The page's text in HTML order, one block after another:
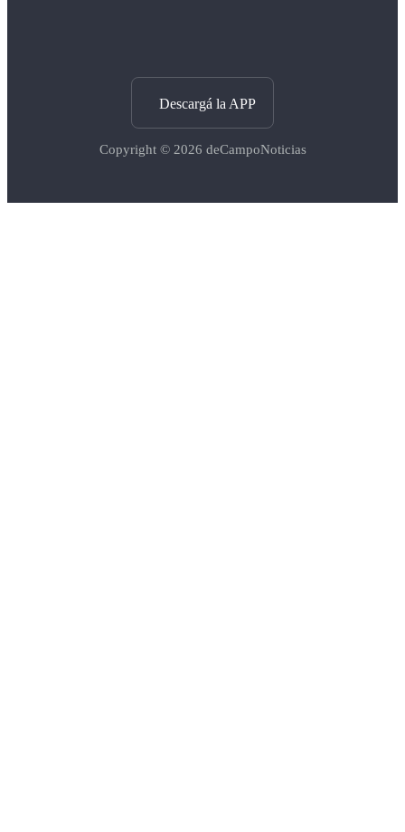
Descargá la APP
Copyright © 2026 deCampoNoticias